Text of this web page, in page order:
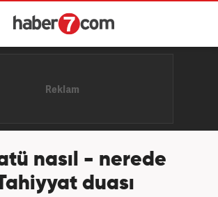
nasıl - nerede
duası